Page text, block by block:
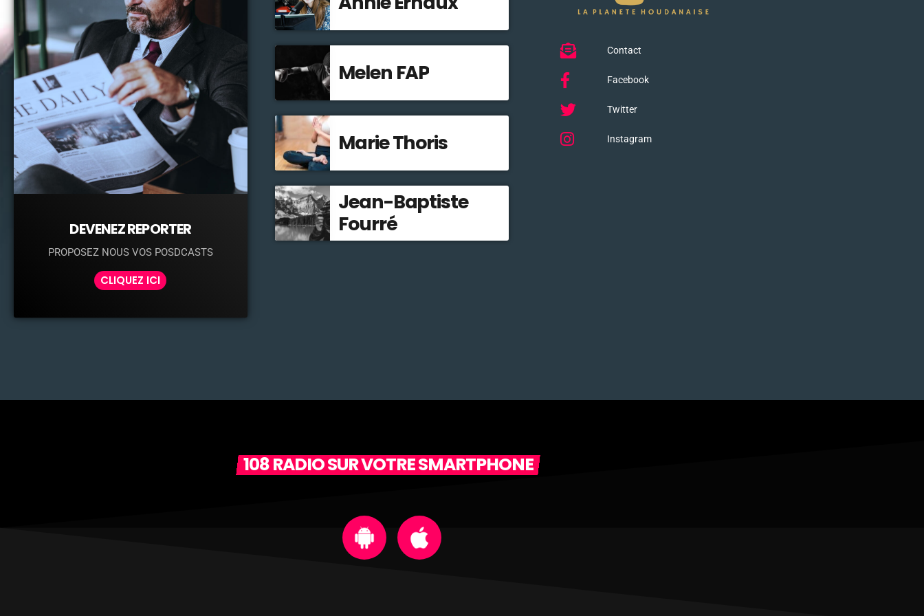
DEVENEZ REPORTER
PROPOSEZ NOUS VOS POSDCASTS
CLIQUEZ ICI
Melen FAP
Marie Thoris
Jean-Baptiste
Fourré
Contact
Facebook
Twitter
Instagram
108 RADIO SUR VOTRE SMARTPHONE